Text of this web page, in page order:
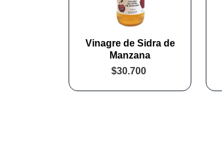
Vinagre de Sidra de
Manzana
$30.700